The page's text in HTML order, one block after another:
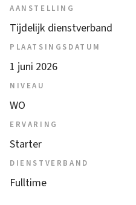
AANSTELLING
Tijdelijk dienstverband
PLAATSINGSDATUM
1 juni 2026
NIVEAU
WO
ERVARING
Starter
DIENSTVERBAND
Fulltime